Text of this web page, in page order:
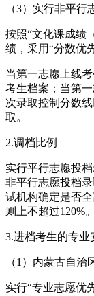
（3）实行非平行
按照“文化课成绩
绩，采用“分数优
当第一志愿上线
考生档案；当第
次录取控制分数
取。
2.调档比例
实行平行志愿投
非平行志愿投档
试机构确定是否
则上不超过120%。
3.进档考生的专业
（1）内蒙古自治
实行“专业志愿优